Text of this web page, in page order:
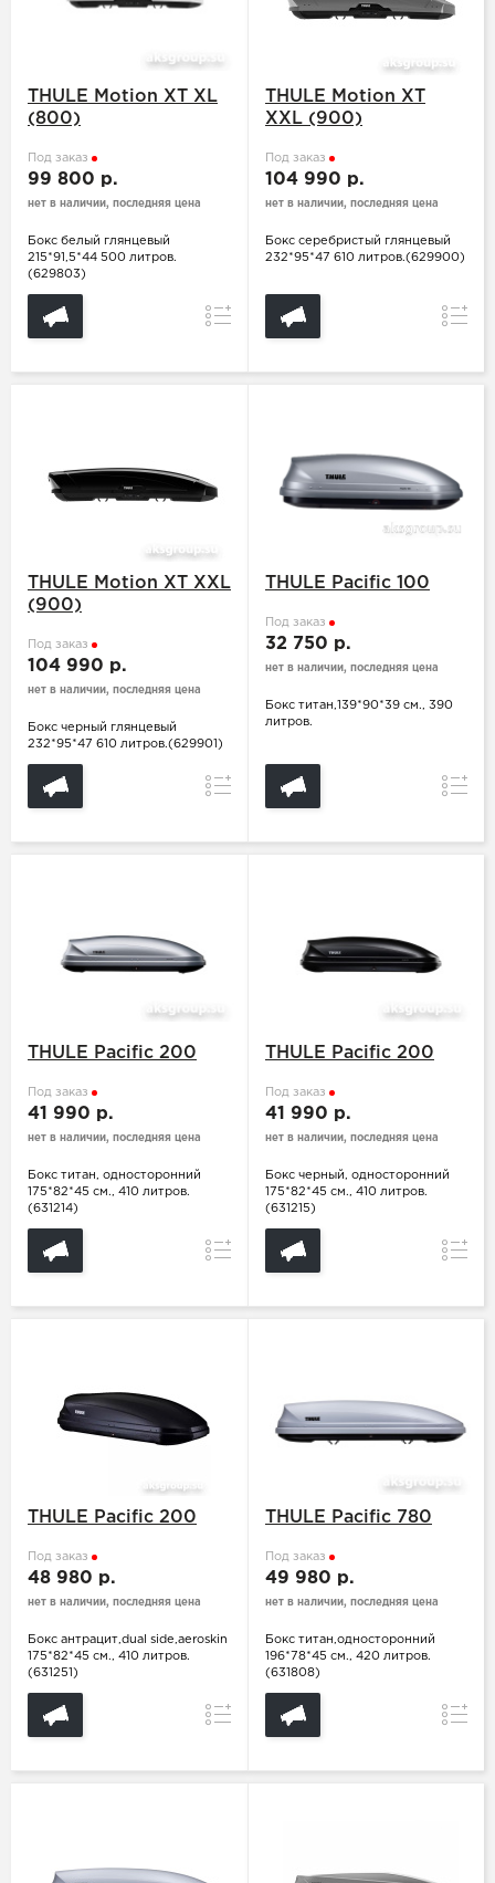
THULE Motion XT XL
(800)
Под заказ
99 800 р.
нет в наличии, последняя цена
Бокс белый глянцевый
215*91,5*44 500 литров.
(629803)
Сравнение
THULE Motion XT
XXL (900)
Под заказ
104 990 р.
нет в наличии, последняя цена
Бокс серебристый глянцевый
232*95*47 610 литров.(629900)
THULE Motion XT XXL
(900)
Под заказ
104 990 р.
нет в наличии, последняя цена
Бокс черный глянцевый
232*95*47 610 литров.(629901)
Сравнение
THULE Pacific 100
Под заказ
32 750 р.
нет в наличии, последняя цена
Бокс титан,139*90*39 см., 390
литров.
THULE Pacific 200
Под заказ
41 990 р.
нет в наличии, последняя цена
Бокс титан, односторонний
175*82*45 см., 410 литров.
(631214)
Сравнение
THULE Pacific 200
Под заказ
41 990 р.
нет в наличии, последняя цена
Бокс черный, односторонний
175*82*45 см., 410 литров.
(631215)
THULE Pacific 200
Под заказ
48 980 р.
нет в наличии, последняя цена
Бокс антрацит,dual side,aeroskin
175*82*45 см., 410 литров.
(631251)
Сравнение
THULE Pacific 780
Под заказ
49 980 р.
нет в наличии, последняя цена
Бокс титан,односторонний
196*78*45 см., 420 литров.
(631808)